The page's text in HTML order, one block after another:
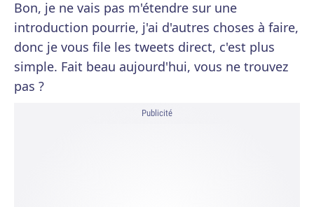
Bon, je ne vais pas m'étendre sur une
introduction pourrie, j'ai d'autres choses à faire,
donc je vous file les tweets direct, c'est plus
simple. Fait beau aujourd'hui, vous ne trouvez
pas ?
Publicité